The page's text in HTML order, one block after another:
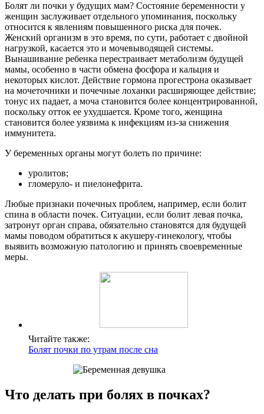
Болят ли почки у будущих мам? Состояние беременности у
женщин заслуживает отдельного упоминания, поскольку
относится к явлениям повышенного риска для почек.
Женский организм в это время, по сути, работает с двойной
нагрузкой, касается это и мочевыводящей системы.
Вынашивание ребенка перестраивает метаболизм будущей
мамы, особенно в части обмена фосфора и кальция и
некоторых кислот. Действие гормона прогестрона оказывает
на мочеточники и почечные лоханки расширяющее действие;
тонус их падает, а моча становится более концентрированной,
поскольку отток ее ухудшается. Кроме того, женщина
становится более уязвима к инфекциям из-за снижения
иммунитета.
У беременных органы могут болеть по причине:
уролитов;
гломеруло- и пиелонефрита.
Любые признаки почечных проблем, например, если болит
спина в области почек. Ситуации, если болит левая почка,
затронут орган справа, обязательно становятся для будущей
мамы поводом обратиться к акушеру-гинекологу, чтобы
выявить возможную патологию и принять своевременные
меры.
Читайте также:
Болят почки по утрам после сна
Что делать при болях в почках?